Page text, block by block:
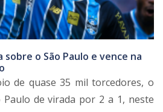
sobre o São Paulo e vence na
de quase 35 mil torcedores, o
Paulo de virada por 2 a 1, neste